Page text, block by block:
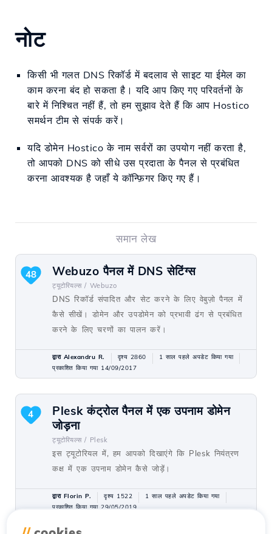
नोट
किसी भी गलत DNS रिकॉर्ड में बदलाव से साइट या ईमेल का
काम करना बंद हो सकता है। यदि आप किए गए परिवर्तनों के
बारे में निश्चित नहीं हैं, तो हम सुझाव देते हैं कि आप Hostico
समर्थन टीम से संपर्क करें।
यदि डोमेन Hostico के नाम सर्वरों का उपयोग नहीं करता है,
तो आपको DNS को सीधे उस प्रदाता के पैनल से प्रबंधित
करना आवश्यक है जहाँ ये कॉन्फ़िगर किए गए हैं।
समान लेख
Webuzo पैनल में DNS सेटिंग्स
ट्यूटोरियल्स / Webuzo
DNS रिकॉर्ड संपादित और सेट करने के लिए वेबुज़ो पैनल में
कैसे सीखें। डोमेन और उपडोमेन को प्रभावी ढंग से प्रबंधित
करने के लिए चरणों का पालन करें।
48
द्वारा Alexandru R. दृश्य 2860
1 साल पहले अपडेट किया गया
प्रकाशित किया गया 14/09/2017
Plesk कंट्रोल पैनल में एक उपनाम डोमेन
जोड़ना
ट्यूटोरियल्स / Plesk
इस ट्यूटोरियल में, हम आपको दिखाएंगे कि Plesk नियंत्रण
कक्ष में एक उपनाम डोमेन कैसे जोड़ें।
4
द्वारा Florin P. दृश्य 1522
1 साल पहले अपडेट किया गया
प्रकाशित किया गया 29/05/2019